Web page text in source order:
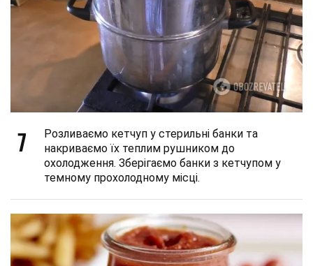
7
Розливаємо кетчуп у стерильні банки та
накриваємо їх теплим рушником до
охолодження. Зберігаємо банки з кетчупом у
темному прохолодному місці.